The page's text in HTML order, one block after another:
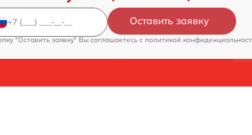
Оставить заявку
"Оставить заявку" Вы соглашаетесь c политикой